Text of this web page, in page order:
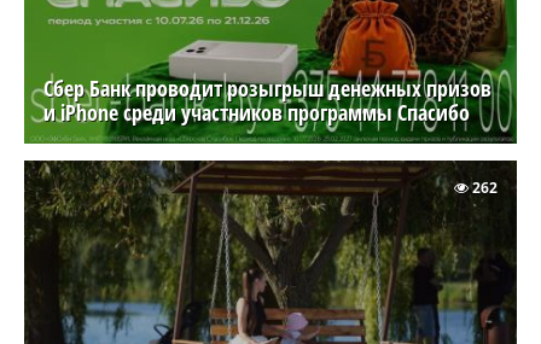
Сбер Банк проводит розыгрыш денежных призов
и iPhone среди участников программы Спасибо
262